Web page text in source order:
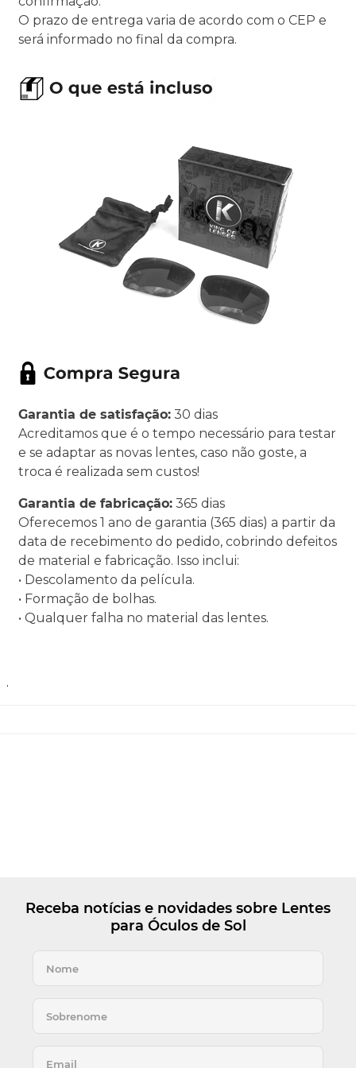
O prazo de entrega varia de acordo com o CEP e
será informado no final da compra.
Garantia de satisfação: 30 dias
Acreditamos que é o tempo necessário para testar
e se adaptar as novas lentes, caso não goste, a
troca é realizada sem custos!
Garantia de fabricação: 365 dias
Oferecemos 1 ano de garantia (365 dias) a partir da
data de recebimento do pedido, cobrindo defeitos
de material e fabricação. Isso inclui:
• Descolamento da película.
• Formação de bolhas.
• Qualquer falha no material das lentes.
.
Receba notícias e novidades sobre Lentes
para Óculos de Sol